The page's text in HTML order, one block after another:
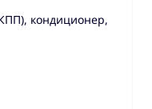
кондиционер,